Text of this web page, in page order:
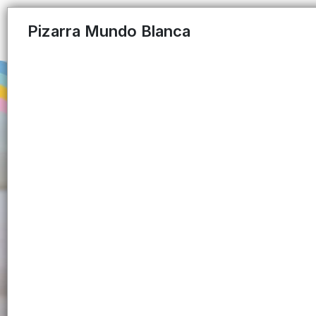
Pizarra Mundo Blanca